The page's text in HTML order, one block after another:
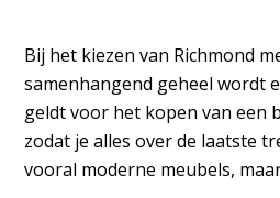
Bij het kiezen van Richmond
samenhangend geheel wordt
geldt voor het kopen van een
zodat je alles over de laatste
vooral moderne meubels,